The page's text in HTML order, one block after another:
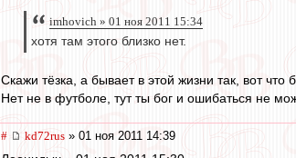
imhovich » 01 ноя 2011 15:34
хотя там этого близко нет.
Скажи тёзка, а бывает в этой жизни так, вот
Нет не в футболе, тут ты бог и ошибаться не
# kd72rus » 01 ноя 2011 14:39